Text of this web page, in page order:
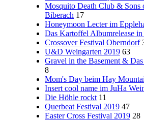
Mosquito Death Club & Sons
Biberach 17
Honeymoon Lecter im
Das Kartoffel Albumrelease in
Crossover Festival Oberndorf
U&D Weingarten 2019 63
Gravel in the Basement &
8
Mom's Day beim Hay
Insert cool name im JuHa
Die Höhle rockt 11
Querbeat Festival 2019 47
Easter Cross Festival 2019 28